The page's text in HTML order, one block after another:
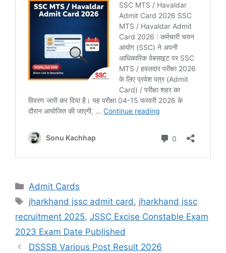
Admit Cards
jharkhand jssc admit card , jharkhand jssc
recruitment 2025, JSSC Excise Constable Exam
2023 Exam Date Published
DSSSB Various Post Result 2026